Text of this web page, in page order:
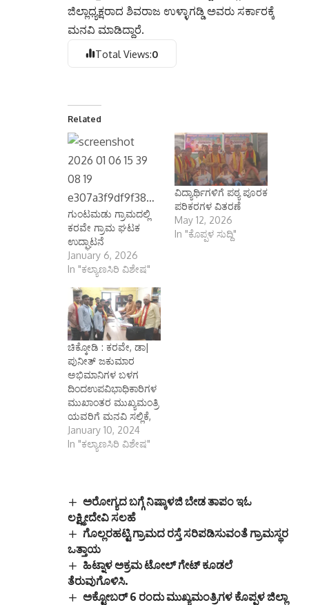
ಜಿಲ್ಲಾಧ್ಯಕ್ಷರಾದ ಶಿವರಾಜ ಉಳ್ಳಾಗಡ್ಡಿ ಅವರು ಸರ್ಕಾರಕ್ಕೆ
ಮನವಿ ಮಾಡಿದ್ದಾರೆ.
Total Views:0
Related
ಗುಂಟಮಡು ಗ್ರಾಮದಲ್ಲಿ
ಕರವೇ ಗ್ರಾಮ ಘಟಕ
ಉದ್ಘಾಟನೆ
January 6, 2026
In "ಕಲ್ಯಾಣಸಿರಿ ವಿಶೇಷ"
ವಿದ್ಯಾರ್ಥಿಗಳಿಗೆ ಪಠ್ಯ ಪೂರಕ
ಪರಿಕರಗಳ ವಿತರಣೆ
May 12, 2026
In "ಕೊಪ್ಪಳ ಸುದ್ದಿ"
ಚಿಕ್ಕೋಡಿ : ಕರವೇ, ಡಾ|
ಪುನೀತ್ ಜಕುಮಾರ
ಅಭಿಮಾನಿಗಳ ಬಳಗ
ದಿಂದಉಪವಿಭಾಧಿಕಾರಿಗಳ
ಮುಖಾಂತರ ಮುಖ್ಯಮಂತ್ರಿ
ಯವರಿಗೆ ಮನವಿ ಸಲ್ಲಿಕೆ,
January 10, 2024
In "ಕಲ್ಯಾಣಸಿರಿ ವಿಶೇಷ"
ಅರೋಗ್ಯದ ಬಗ್ಗೆ ನಿಷ್ಕಾಳಜಿ ಬೇಡ ತಾಪಂ ಇಓ
ಲಕ್ಷ್ಮೀದೇವಿ ಸಲಹೆ
ಗೊಲ್ಲರಹಟ್ಟಿ ಗ್ರಾಮದ ರಸ್ತೆ ಸರಿಪಡಿಸುವಂತೆ ಗ್ರಾಮಸ್ಥರ
ಒತ್ತಾಯ
ಹಿಟ್ನಾಳ ಅಕ್ರಮ ಟೋಲ್ ಗೇಟ್ ಕೂಡಲೆ
ತೆರುವುಗೊಳಿಸಿ.
ಅಕ್ಟೋಬರ್ 6 ರಂದು ಮುಖ್ಯಮಂತ್ರಿಗಳ ಕೊಪ್ಪಳ ಜಿಲ್ಲಾ